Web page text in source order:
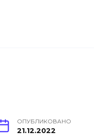
ОПУБЛИКОВАНО
21.12.2022